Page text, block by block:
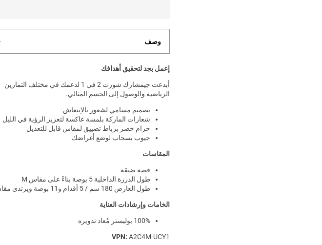
وصف
إعمل بجد لتحقيق أهدافك
أبدعت جيمشارك شورت 2 في 1 لدعمك في مختلف التمارين
الرياضية والوصول إلى الجسم المثالي.
تصميم مسامي لشعور بالإنتعاش
شعارات الماركة بلمسة عاكسة لتعزيز الرؤية في الليل
حزام خصر برباط تضييق لمقاس قابل للتعديل
جيوب بسحاب لوضع أغراضك
المقاسات
قصة ضيقة
طول الدرزة الداخلية 5 بوصة بناءً على مقاس M
طول العارض 180 سم / 5 أقدام و11 بوصة ويرتدي مقاس M
الخامات وإرشادات العناية
100% بوليستر مُعاد تدويره
VPN: A2C4M-UCY1